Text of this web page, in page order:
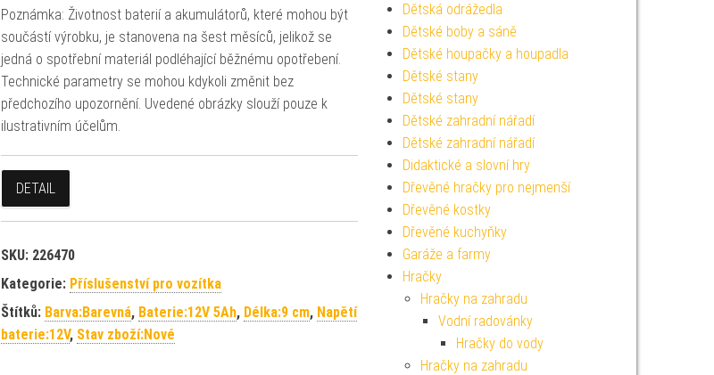
Poznámka: Životnost baterií a akumulátorů, které mohou být
součástí výrobku, je stanovena na šest měsíců, jelikož se
jedná o spotřební materiál podléhající běžnému opotřebení.
Technické parametry se mohou kdykoli změnit bez
předchozího upozornění. Uvedené obrázky slouží pouze k
ilustrativním účelům.
DETAIL
SKU: 226470
Kategorie: Příslušenství pro vozítka
Štítků: Barva:Barevná, Baterie:12V 5Ah, Délka:9 cm, Napětí
baterie:12V, Stav zboží:Nové
Dětská odrážedla
Dětské boby a sáně
Dětské houpačky a houpadla
Dětské stany
Dětské stany
Dětské zahradní nářadí
Dětské zahradní nářadí
Didaktické a slovní hry
Dřevěné hračky pro nejmenší
Dřevěné kostky
Dřevěné kuchyňky
Garáže a farmy
Hračky
Hračky na zahradu
Vodní radovánky
Hračky do vody
Hračky na zahradu